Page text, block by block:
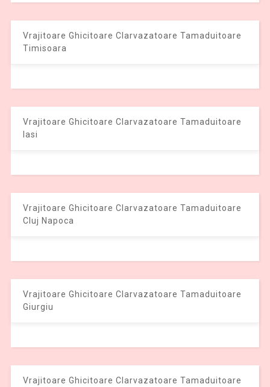
Vrajitoare Ghicitoare Clarvazatoare Tamaduitoare
Timisoara
Vrajitoare Ghicitoare Clarvazatoare Tamaduitoare
Iasi
Vrajitoare Ghicitoare Clarvazatoare Tamaduitoare
Cluj Napoca
Vrajitoare Ghicitoare Clarvazatoare Tamaduitoare
Giurgiu
Vrajitoare Ghicitoare Clarvazatoare Tamaduitoare